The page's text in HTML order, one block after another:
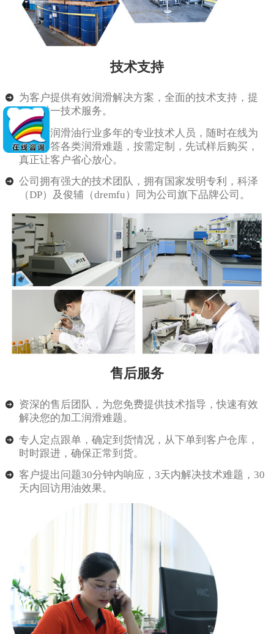
技术支持
为客户提供有效润滑解决方案，全面的技术支持，提
供一对一技术服务。
由从事润滑油行业多年的专业技术人员，随时在线为
客户解答各类润滑难题，按需定制，先试样后购买，
真正让客户省心放心。
公司拥有强大的技术团队，拥有国家发明专利，科泽
（DP）及俊辅（dremfu）同为公司旗下品牌公司。
售后服务
资深的售后团队，为您免费提供技术指导，快速有效
解决您的加工润滑难题。
专人定点跟单，确定到货情况，从下单到客户仓库，
时时跟进，确保正常到货。
客户提出问题30分钟内响应，3天内解决技术难题，30
天内回访用油效果。